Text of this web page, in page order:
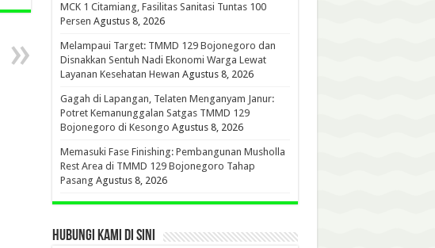
MCK 1 Citamiang, Fasilitas Sanitasi Tuntas 100
Persen Agustus 8, 2026
Melampaui Target: TMMD 129 Bojonegoro dan
Disnakkan Sentuh Nadi Ekonomi Warga Lewat
Layanan Kesehatan Hewan Agustus 8, 2026
Gagah di Lapangan, Telaten Menganyam Janur:
Potret Kemanunggalan Satgas TMMD 129
Bojonegoro di Kesongo Agustus 8, 2026
Memasuki Fase Finishing: Pembangunan Musholla
Rest Area di TMMD 129 Bojonegoro Tahap
Pasang Agustus 8, 2026
HUBUNGI KAMI DI SINI